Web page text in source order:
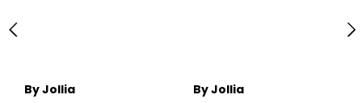
By Jollia By Jollia